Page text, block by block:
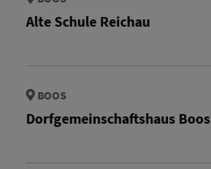
Alte Schule Reichau
BOOS
Dorfgemeinschaftshaus Boos